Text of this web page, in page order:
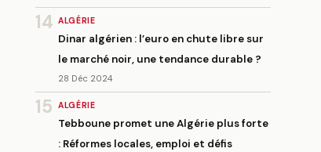
14 ALGÉRIE
Dinar algérien : l’euro en chute libre sur
le marché noir, une tendance durable ?
28 Déc 2024
15 ALGÉRIE
Tebboune promet une Algérie plus forte
: Réformes locales, emploi et défis